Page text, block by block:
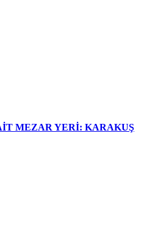
MEZAR YERİ: KARAKUŞ